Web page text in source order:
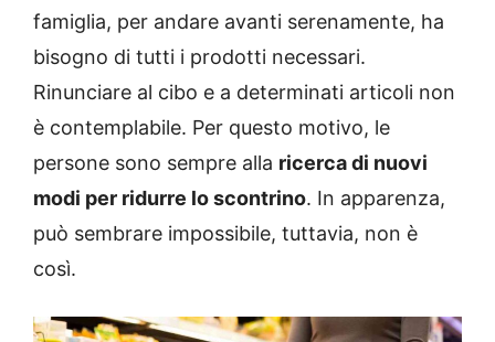
famiglia, per andare avanti serenamente, ha
bisogno di tutti i prodotti necessari.
Rinunciare al cibo e a determinati articoli non
è contemplabile. Per questo motivo, le
persone sono sempre alla ricerca di nuovi
modi per ridurre lo scontrino. In apparenza,
può sembrare impossibile, tuttavia, non è
così.